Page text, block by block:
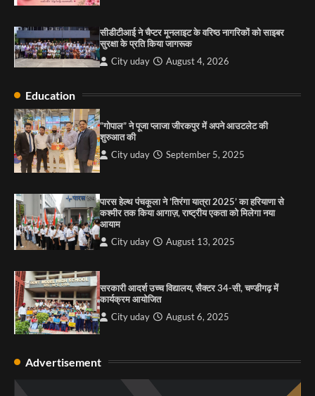
3
City uday August 6, 2025
की कसम: देवशाली
City uday
सीडीटीआई ने चैप्टर मूनलाइट के वरिष्ठ नागरिकों को साइबर
सुरक्षा के प्रति किया जागरूक
City uday August 4, 2026
Education
“गोपाल” ने पूजा प्लाजा जीरकपुर में अपने आउटलेट की
शुरुआत की
City uday September 5, 2025
पारस हेल्थ पंचकूला ने ‘तिरंगा यात्रा 2025’ का हरियाणा से
कश्मीर तक किया आगाज़, राष्ट्रीय एकता को मिलेगा नया
आयाम
City uday August 13, 2025
सरकारी आदर्श उच्च विद्यालय, सैक्टर 34-सी, चण्डीगढ़ में
कार्यक्रम आयोजित
City uday August 6, 2025
Advertisement